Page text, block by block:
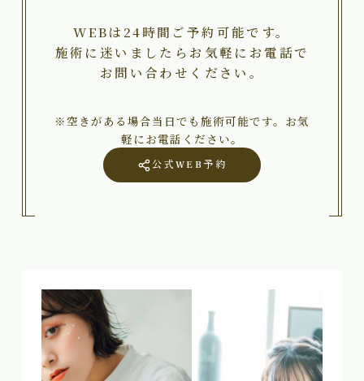
WEBは24時間ご予約可能です。
施術に迷いましたらお気軽にお電話で
お問い合わせください。
※空きがある場合当日でも施術可能です。お気
軽にお電話ください。
公式WEB予約